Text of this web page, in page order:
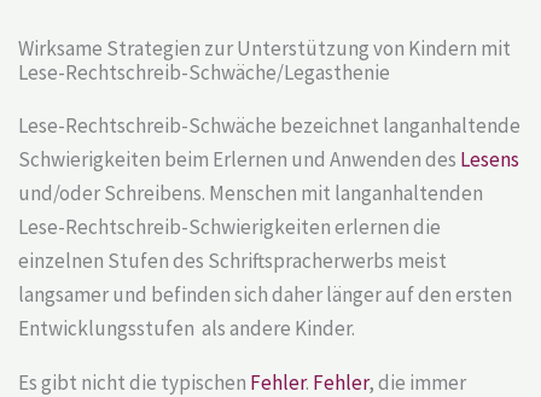
Wirksame Strategien zur Unterstützung von Kindern mit
Lese-Rechtschreib-Schwäche/Legasthenie
Lese-Rechtschreib-Schwäche bezeichnet langanhaltende
Schwierigkeiten beim Erlernen und Anwenden des Lesens
und/oder Schreibens. Menschen mit langanhaltenden
Lese-Rechtschreib-Schwierigkeiten erlernen die
einzelnen Stufen des Schriftspracherwerbs meist
langsamer und befinden sich daher länger auf den ersten
Entwicklungsstufen als andere Kinder.
Es gibt nicht die typischen Fehler. Fehler, die immer